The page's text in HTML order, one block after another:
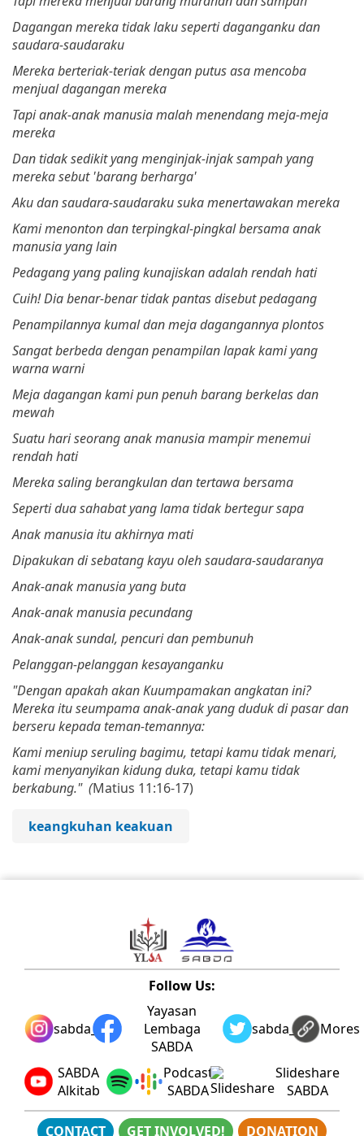
Dagangan mereka tidak laku seperti daganganku dan
saudara-saudaraku
Mereka berteriak-teriak dengan putus asa mencoba
menjual dagangan mereka
Tapi anak-anak manusia malah menendang meja-meja
mereka
Dan tidak sedikit yang menginjak-injak sampah yang
mereka sebut 'barang berharga'
Aku dan saudara-saudaraku suka menertawakan mereka
Kami menonton dan terpingkal-pingkal bersama anak
manusia yang lain
Pedagang yang paling kunajiskan adalah rendah hati
Cuih! Dia benar-benar tidak pantas disebut pedagang
Penampilannya kumal dan meja dagangannya plontos
Sangat berbeda dengan penampilan lapak kami yang
warna warni
Meja dagangan kami pun penuh barang berkelas dan
mewah
Suatu hari seorang anak manusia mampir menemui
rendah hati
Mereka saling berangkulan dan tertawa bersama
Seperti dua sahabat yang lama tidak bertegur sapa
Anak manusia itu akhirnya mati
Dipakukan di sebatang kayu oleh saudara-saudaranya
Anak-anak manusia yang buta
Anak-anak manusia pecundang
Anak-anak sundal, pencuri dan pembunuh
Pelanggan-pelanggan kesayanganku
"Dengan apakah akan Kuumpamakan angkatan ini?
Mereka itu seumpama anak-anak yang duduk di pasar dan
berseru kepada teman-temannya:
Kami meniup seruling bagimu, tetapi kamu tidak menari,
kami menyanyikan kidung duka, tetapi kamu tidak
berkabung." (Matius 11:16-17)
keangkuhan keakuan
Follow Us:
sabda_ylsa
Yayasan
Lembaga
SABDA
sabda_ylsaMores
SABDA
Alkitab
Podcast
SABDA
Slideshare
SABDA
CONTACT GET INVOLVED! DONATION